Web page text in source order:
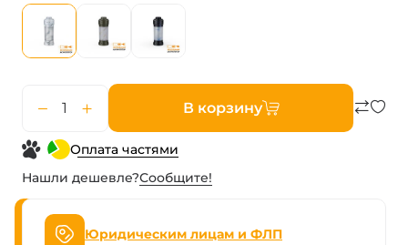
В корзину
Оплата частями
Нашли дешевле?Сообщите!
Юридическим лицам и ФЛП